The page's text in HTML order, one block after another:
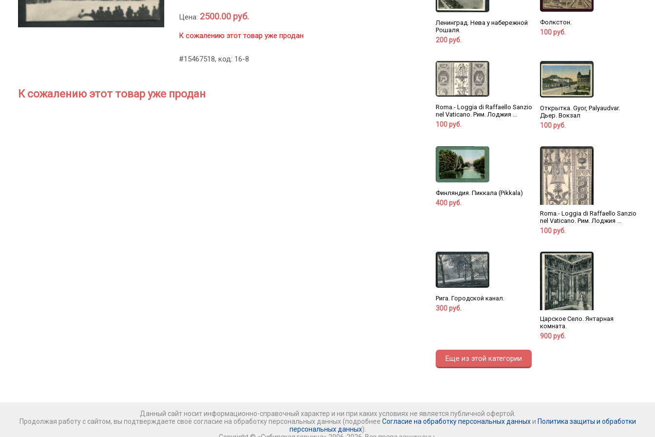
Цена: 2500.00 руб.
К сожалению этот товар уже продан
#15467518, код: 16-8
К сожалению этот товар уже продан
Ленинград. Нева у набережной
Рошаля.
200 руб.
Фолкстон.
100 руб.
Roma.- Loggia di Raffaello Sanzio
nel Vaticano. Рим. Лоджия ...
100 руб.
Открытка. Gyor, Palyaudvar.
Дьер. Вокзал
100 руб.
Финляндия. Пиккала (Pikkala)
400 руб.
Roma.- Loggia di Raffaello Sanzio
nel Vaticano. Рим. Лоджия ...
100 руб.
Рига. Городской канал.
300 руб.
Царское Село. Янтарная
комната.
900 руб.
Еще из этой категории
Данный сайт носит информационно-справочный характер и ни при каких условиях не является публичной офертой.
Продолжая работу с сайтом, вы подтверждаете своё согласие на обработку персональных данных (подробнее Согласие на обработку персональных данныхи Политика защиты и обработки
персональных данных).